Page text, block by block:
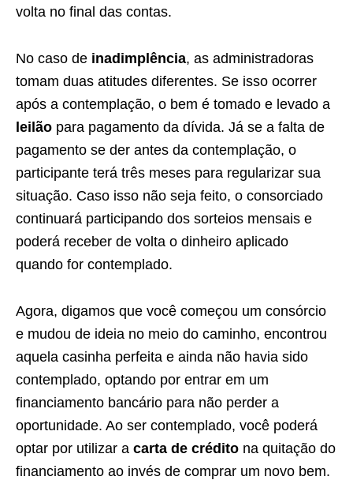
volta no final das contas.
No caso de inadimplência, as administradoras
tomam duas atitudes diferentes. Se isso ocorrer
após a contemplação, o bem é tomado e levado a
leilão para pagamento da dívida. Já se a falta de
pagamento se der antes da contemplação, o
participante terá três meses para regularizar sua
situação. Caso isso não seja feito, o consorciado
continuará participando dos sorteios mensais e
poderá receber de volta o dinheiro aplicado
quando for contemplado.
Agora, digamos que você começou um consórcio
e mudou de ideia no meio do caminho, encontrou
aquela casinha perfeita e ainda não havia sido
contemplado, optando por entrar em um
financiamento bancário para não perder a
oportunidade. Ao ser contemplado, você poderá
optar por utilizar a carta de crédito na quitação do
financiamento ao invés de comprar um novo bem.